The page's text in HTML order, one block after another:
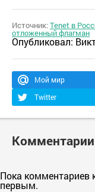
Источник:Tenet в
отложенный флагман
Опубликовал:
Мой мир
Twitter
Комментарии
Пока комментариев
первым.